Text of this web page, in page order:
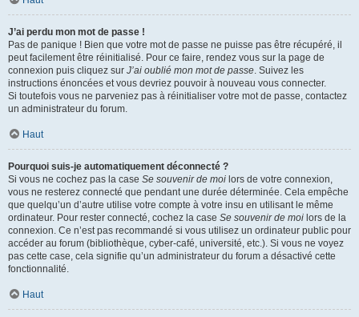
J’ai perdu mon mot de passe !
Pas de panique ! Bien que votre mot de passe ne puisse pas être récupéré, il
peut facilement être réinitialisé. Pour ce faire, rendez vous sur la page de
connexion puis cliquez sur J’ai oublié mon mot de passe. Suivez les
instructions énoncées et vous devriez pouvoir à nouveau vous connecter.
Si toutefois vous ne parveniez pas à réinitialiser votre mot de passe, contactez
un administrateur du forum.
Haut
Pourquoi suis-je automatiquement déconnecté ?
Si vous ne cochez pas la case Se souvenir de moi lors de votre connexion,
vous ne resterez connecté que pendant une durée déterminée. Cela empêche
que quelqu’un d’autre utilise votre compte à votre insu en utilisant le même
ordinateur. Pour rester connecté, cochez la case Se souvenir de moi lors de la
connexion. Ce n’est pas recommandé si vous utilisez un ordinateur public pour
accéder au forum (bibliothèque, cyber-café, université, etc.). Si vous ne voyez
pas cette case, cela signifie qu’un administrateur du forum a désactivé cette
fonctionnalité.
Haut